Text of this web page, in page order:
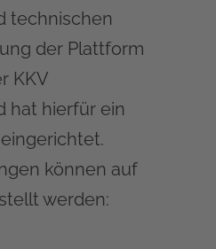
technischen
der Plattform
KKV
hat hierfür ein
können auf
werden: